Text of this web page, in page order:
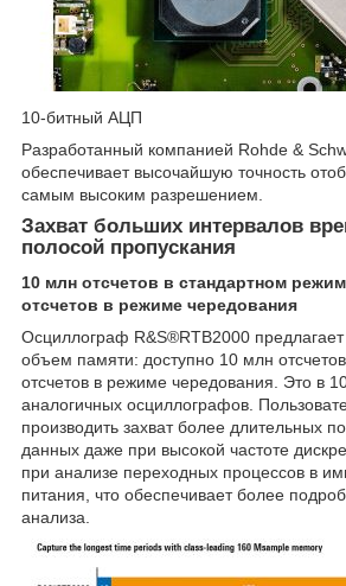
10-битный АЦП
Разработанный компанией Rohde &
обеспечивает высочайшую точность
самым высоким разрешением.
Захват больших интервалов
полосой пропускания
10 млн отсчетов в стандартном
отсчетов в режиме чередования
Осциллограф R&S®RTB2000
объем памяти: доступно 10 млн
отсчетов в режиме чередования. Это в
аналогичных осциллографов.
производить захват более длительных
данных даже при высокой частоте
при анализе переходных процессов в
питания, что обеспечивает более
анализа.